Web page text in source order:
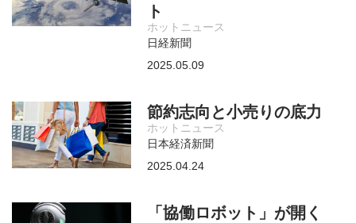
ト
ホットニュース
日経新聞
2025.05.09
節約志向と小売りの底力
ホットニュース
日本経済新聞
2025.04.24
「協働ロボット」が開く